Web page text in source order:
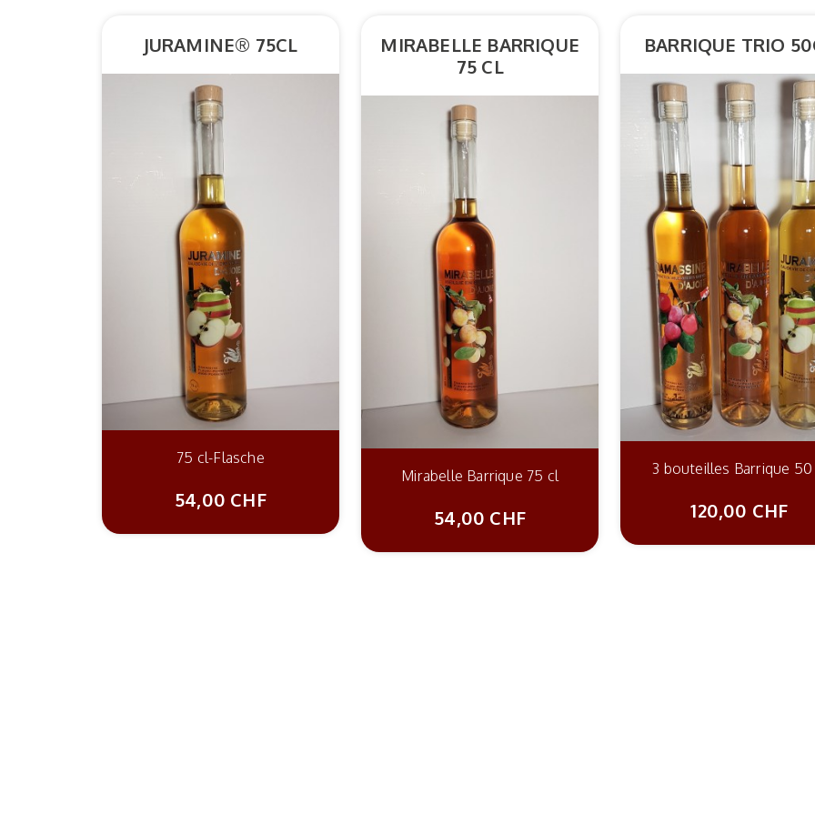
JURAMINE® 75CL
75 cl-Flasche
54,00 CHF
MIRABELLE BARRIQUE
75 CL
Mirabelle Barrique 75 cl
54,00 CHF
BARRIQUE TRIO
3 bouteilles Barrique
120,00 CHF